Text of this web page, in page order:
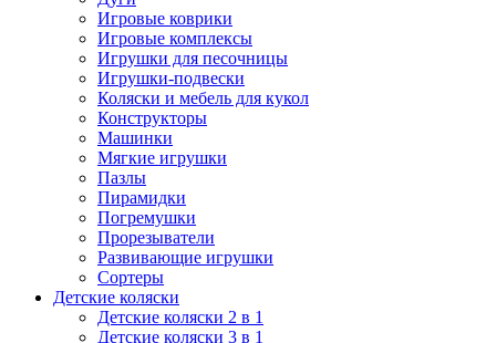
Игровые коврики
Игровые комплексы
Игрушки для песочницы
Игрушки-подвески
Коляски и мебель для кукол
Конструкторы
Машинки
Мягкие игрушки
Пазлы
Пирамидки
Погремушки
Прорезыватели
Развивающие игрушки
Сортеры
Детские коляски
Детские коляски 2 в 1
Детские коляски 3 в 1